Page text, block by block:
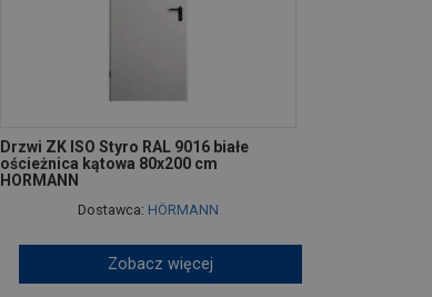
Drzwi ZK ISO Styro RAL 9016 białe
ościeżnica kątowa 80x200 cm
HORMANN
Dostawca: HÖRMANN
Zobacz więcej